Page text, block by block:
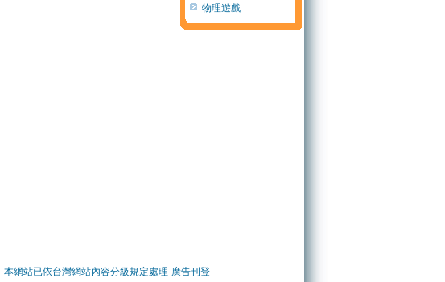
物理遊戲
本網站已依台灣網站內容分級規定處理 廣告刊登